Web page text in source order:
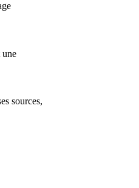
une
sources,